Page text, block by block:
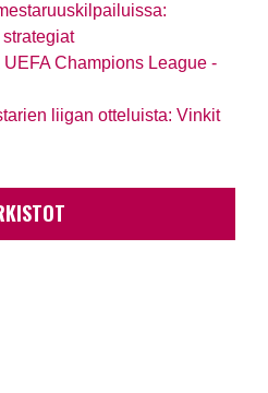
Champions League -
liigan otteluista: Vinkit